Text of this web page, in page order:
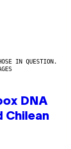
IN QUESTION.
DNA
Chilean